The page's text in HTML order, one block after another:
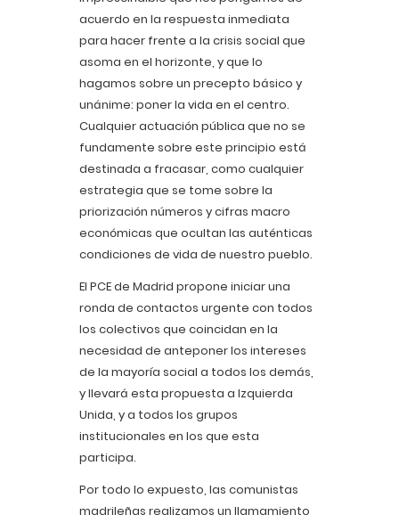
acuerdo en la respuesta inmediata
para hacer frente a la crisis social que
asoma en el horizonte, y que lo
hagamos sobre un precepto básico y
unánime: poner la vida en el centro.
Cualquier actuación pública que no se
fundamente sobre este principio está
destinada a fracasar, como cualquier
estrategia que se tome sobre la
priorización números y cifras macro
económicas que ocultan las auténticas
condiciones de vida de nuestro pueblo.
El PCE de Madrid propone iniciar una
ronda de contactos urgente con todos
los colectivos que coincidan en la
necesidad de anteponer los intereses
de la mayoría social a todos los demás,
y llevará esta propuesta a Izquierda
Unida, y a todos los grupos
institucionales en los que esta
participa.
Por todo lo expuesto, las comunistas
madrileñas realizamos un llamamiento